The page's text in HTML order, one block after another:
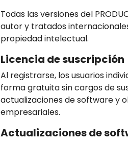
Todas las versiones del
autor y tratados
propiedad intelectual.
Licencia de suscripción
Al registrarse, los usuarios
forma gratuita sin cargos de
actualizaciones de software y
empresariales.
Actualizaciones de